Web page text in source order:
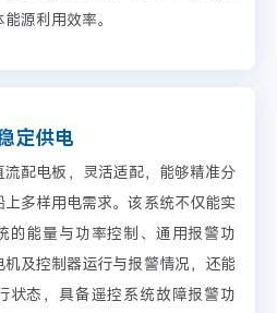
源利用效率。
定供电
流配电板，灵活适配，能够精准分
多样用电需求。该系统不仅能实
的能量与功率控制、通用报警功
及控制器运行与报警情况，还能
状态，具备遥控系统故障报警功